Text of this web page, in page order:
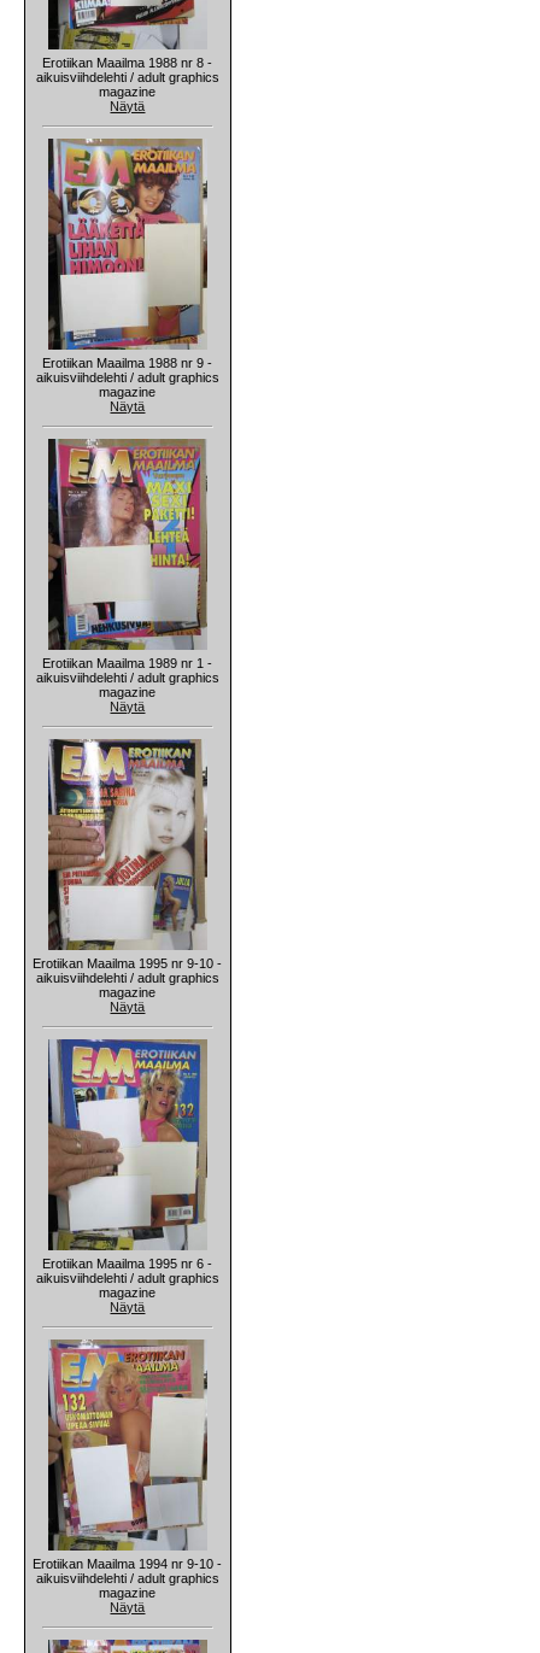
Erotiikan Maailma 1988 nr 8 -
aikuisviihdelehti / adult graphics
magazine
Näytä
Erotiikan Maailma 1988 nr 9 -
aikuisviihdelehti / adult graphics
magazine
Näytä
Erotiikan Maailma 1989 nr 1 -
aikuisviihdelehti / adult graphics
magazine
Näytä
Erotiikan Maailma 1995 nr 9-10 -
aikuisviihdelehti / adult graphics
magazine
Näytä
Erotiikan Maailma 1995 nr 6 -
aikuisviihdelehti / adult graphics
magazine
Näytä
Erotiikan Maailma 1994 nr 9-10 -
aikuisviihdelehti / adult graphics
magazine
Näytä